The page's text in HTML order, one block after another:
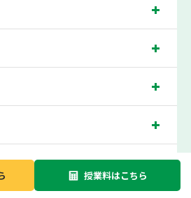
高校の生徒さんに多数お通いいただき、中間テス
や高校受験・大学受験に向けた受験指導などを実
奈川県横浜市の小学生・中学生・高校生の成績ア
徒さんにクチコミで絶大な評価をいただいている
。周辺にはポプラやダイエーなどがございます。
る塾・個別指導塾です。港南台校は地域の評判を
の洋光台駅や本郷台駅からもお通いいただいてお
授業料はこちら